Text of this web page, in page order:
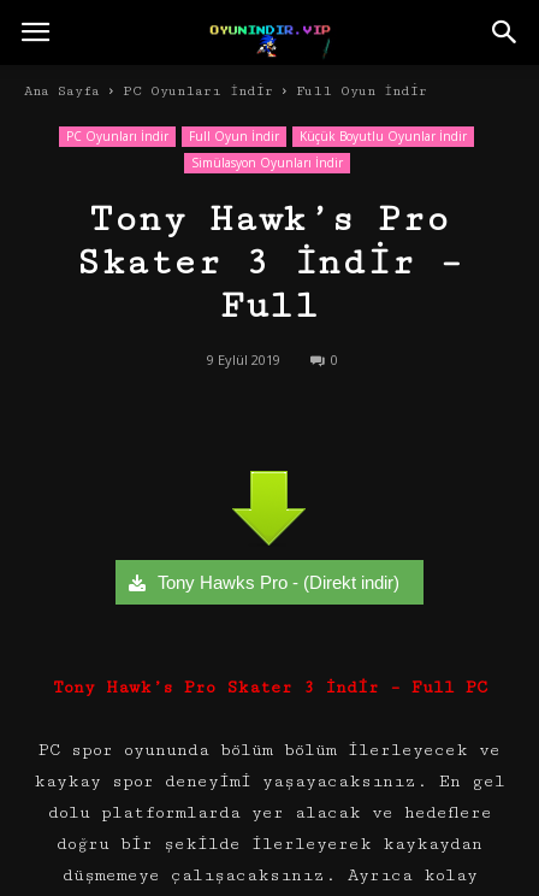
Ana Sayfa PC Oyunları İndir Full Oyun İndir
PC Oyunları İndir Full Oyun İndir
Küçük Boyutlu Oyunlar İndir
Simülasyon Oyunları İndir
Tony Hawk’s Pro
Skater 3 İndir –
Full
9 Eylül 2019 0
Tony Hawks Pro - (Direkt indir)
Tony Hawk’s Pro Skater 3 İndir – Full PC
PC spor oyununda bölüm bölüm ilerleyecek ve
kaykay spor deneyimi yaşayacaksınız. En gel
dolu platformlarda yer alacak ve hedeflere
doğru bir şekilde ilerleyerek kaykaydan
düşmemeye çalışacaksınız. Ayrıca kolay